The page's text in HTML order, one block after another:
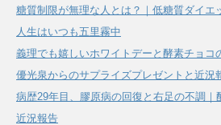
糖質制限が無理な人とは？｜低糖質ダイエ
人生はいつも五里霧中
義理でも嬉しいホワイトデーと酵素チョコ
優光泉からのサプライズプレゼントと近況
病歴29年目、膠原病の回復と右足の不調｜
近況報告